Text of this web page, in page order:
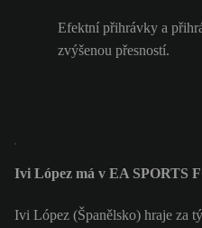
Efektní přihrávky a
zvýšenou přesností.
Ivi López má v EA SPORTS
Ivi López (Španělsko) hraje za